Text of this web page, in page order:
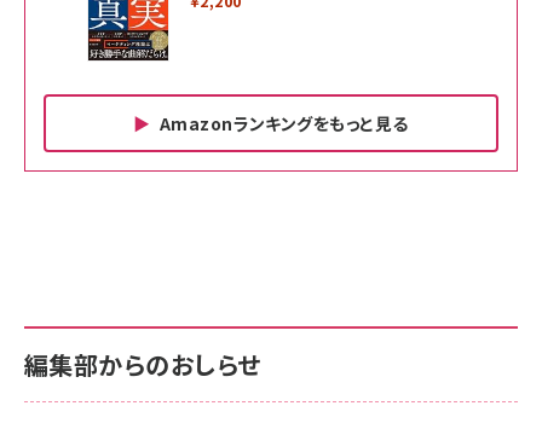
Amazonランキングをもっと見る
￥880
anan(アンアン)2026/06/24号 No.2500増刊
スペシャルエディション[王道エンタメの矜持／
サポート正規品 メーカー保証5年 KLMEA128G
NIMASO ガラスフィルム iPhone 17 用 保護フィ
サポート正規品 メーカー保証5年 KLMEA128G
Amazon eギフトカード - Amazonロゴ - クラ
編集部からのおしらせ